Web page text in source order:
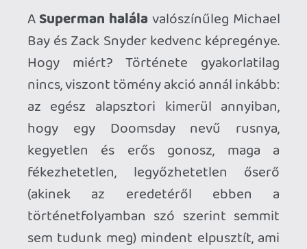
kétségei csak lábjegyzet-szinten
léteznek, és amint megérkezik
Doomsday, az egész történet egy vég
nélküli bunyómaratonba csap át, ami
körülbelül 130 oldalon keresztül folyik.
Láthatóan mind az írók, mind a rajzolók
majd meggebedtek, hogy minél
grandiózusabb és látványosabb
akciójeleneteket találjanak ki ennek a
mindent eldöntő csatának, azonban a
hangulat bármennyire is epikus, egy idő
után már nem képes elfeledtetni az
unalomba fulladó önismétlést és az
épkézláb sztori hiányát.